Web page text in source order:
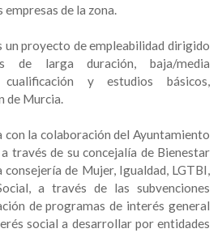
de la zona.
un proyecto de empleabilidad dirigido
de larga duración, baja/media
cualificación y estudios básicos,
de Murcia.
con la colaboración del Ayuntamiento
través de su concejalía de Bienestar
consejería de Mujer, Igualdad, LGTBI,
a través de las subvenciones
de programas de interés general
social a desarrollar por entidades